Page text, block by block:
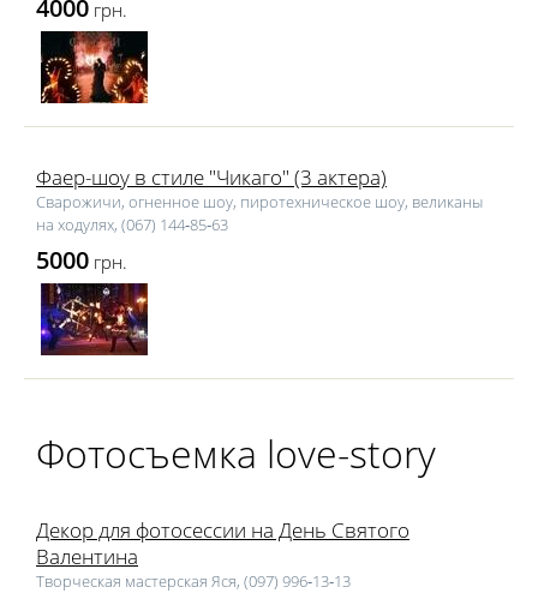
4000 грн.
Фаер-шоу в стиле "Чикаго" (3 актера)
Сварожичи, огненное шоу, пиротехническое шоу, великаны
на ходулях, (067) 144‑85‑63
5000 грн.
Фотоcъемка love-story
Декор для фотосессии на День Святого
Валентина
Творческая мастерская Яся, (097) 996‑13‑13